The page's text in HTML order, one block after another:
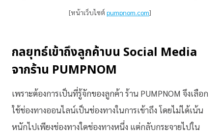
[หน้าเว็บไซต์ pumpnom.com]
กลยุทธ์เข้าถึงลูกค้าบน Social Media
จากร้าน PUMPNOM
เพราะต้องการเป็นที่รู้จักของลูกค้า ร้าน PUMPNOM จึงเลือก
ใช้ช่องทางออนไลน์เป็นช่องทางในการเข้าถึง โดยไม่ได้เน้น
หนักไปเพียงช่องทางใดช่องทางหนึ่ง แต่กลับกระจายไปใน